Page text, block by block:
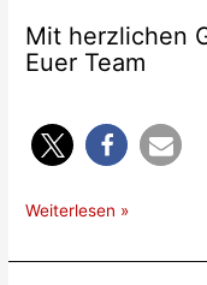
Mit herzlichen
Euer Team
Interview
Weiterlesen »